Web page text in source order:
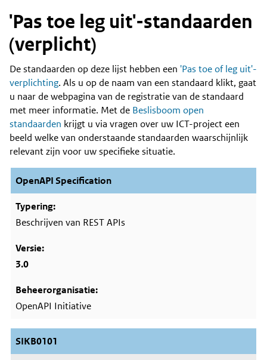
'Pas toe leg uit'-standaarden
(verplicht)
Content
De standaarden op deze lijst hebben een 'Pas toe of leg uit'-
verplichting. Als u op de naam van een standaard klikt, gaat
u naar de webpagina van de registratie van de standaard
met meer informatie. Met de Beslisboom open
standaarden krijgt u via vragen over uw ICT-project een
beeld welke van onderstaande standaarden waarschijnlijk
relevant zijn voor uw specifieke situatie.
OpenAPI Specification
Beschrijven van REST APIs
3.0
OpenAPI Initiative
SIKB0101